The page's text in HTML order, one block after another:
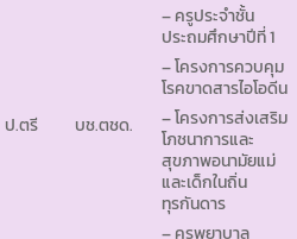
ป.ตรี บช.ตชด.
– ครูประจำชั้น
ประถมศึกษาปีที่ 1
– โครงการควบคุม
โรคขาดสารไอโอดีน
– โครงการส่งเสริม
โภชนาการและ
สุขภาพอนามัยแม่
และเด็กในถิ่น
ทุรกันดาร
– ครูพยาบาล